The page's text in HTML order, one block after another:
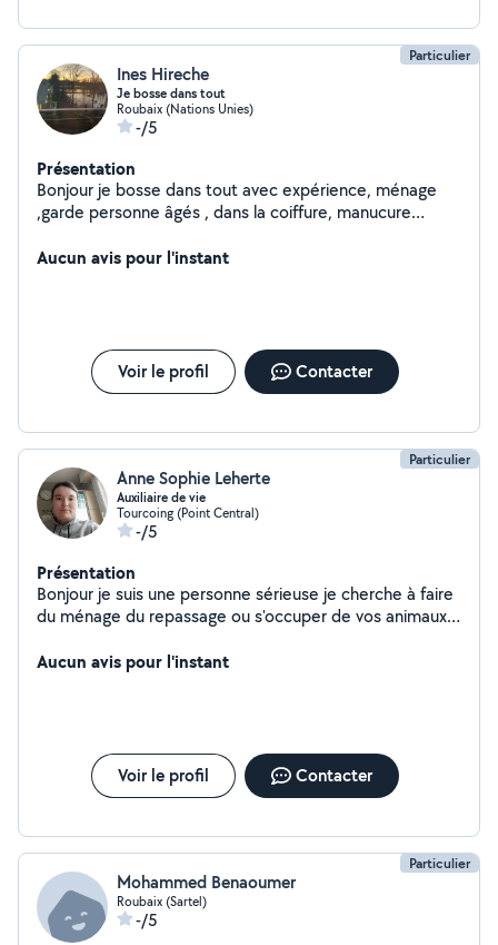
Particulier
Ines Hireche
Je bosse dans tout
Roubaix (Nations Unies)
-/5
Présentation
Bonjour je bosse dans tout avec expérience, ménage
,garde personne âgés , dans la coiffure, manucure
Aucun avis pour l'instant
Voir le profil Contacter
Particulier
Anne Sophie Leherte
Auxiliaire de vie
Tourcoing (Point Central)
-/5
Présentation
Bonjour je suis une personne sérieuse je cherche à faire
du ménage du repassage ou s'occuper de vos animaux
Aucun avis pour l'instant
Voir le profil Contacter
Particulier
Mohammed Benaoumer
Roubaix (Sartel)
-/5